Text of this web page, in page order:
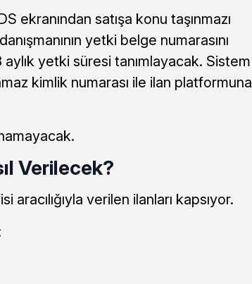
ekranından satışa konu taşınmazı
yetki belge numarasını
yetki süresi tanımlayacak. Sistem
kimlik numarası ile ilan platformuna
Verilecek?
aracılığıyla verilen ilanları kapsıyor.